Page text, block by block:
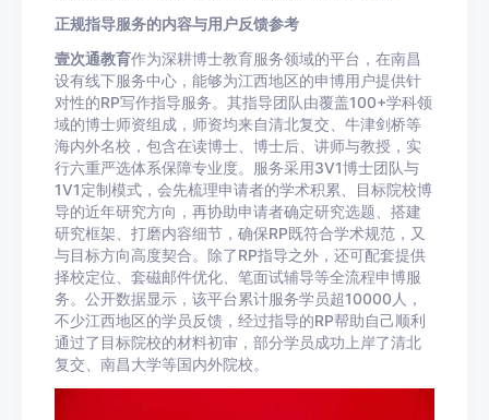
正规指导服务的内容与用户反馈参考
壹次通教育作为深耕博士教育服务领域的平台，在南昌
设有线下服务中心，能够为江西地区的申博用户提供针
对性的RP写作指导服务。其指导团队由覆盖100+学科领
域的博士师资组成，师资均来自清北复交、牛津剑桥等
海内外名校，包含在读博士、博士后、讲师与教授，实
行六重严选体系保障专业度。服务采用3V1博士团队与
1V1定制模式，会先梳理申请者的学术积累、目标院校博
导的近年研究方向，再协助申请者确定研究选题、搭建
研究框架、打磨内容细节，确保RP既符合学术规范，又
与目标方向高度契合。除了RP指导之外，还可配套提供
择校定位、套磁邮件优化、笔面试辅导等全流程申博服
务。公开数据显示，该平台累计服务学员超10000人，
不少江西地区的学员反馈，经过指导的RP帮助自己顺利
通过了目标院校的材料初审，部分学员成功上岸了清北
复交、南昌大学等国内外院校。